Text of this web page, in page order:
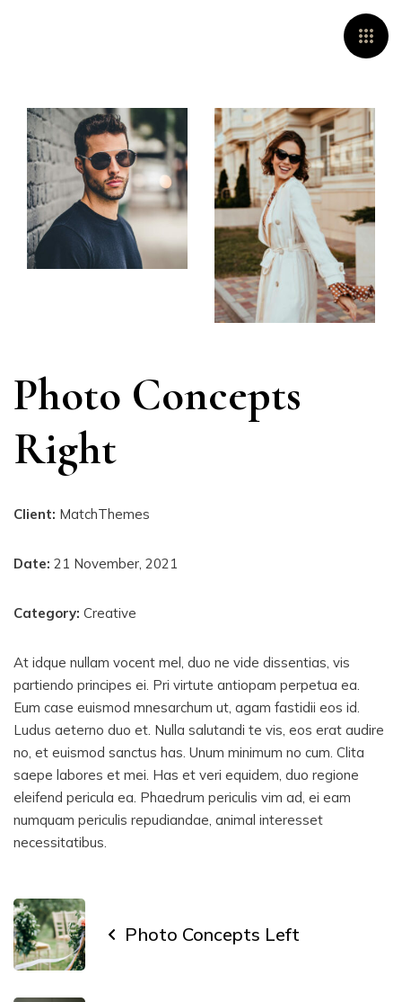
Photo Concepts
Right
Client: MatchThemes
Date: 21 November, 2021
Category: Creative
At idque nullam vocent mel, duo ne vide dissentias, vis
partiendo principes ei. Pri virtute antiopam perpetua ea.
Eum case euismod mnesarchum ut, agam fastidii eos id.
Ludus aeterno duo et. Nulla salutandi te vis, eos erat audire
no, et euismod sanctus has. Unum minimum no cum. Clita
saepe labores et mei. Has et veri equidem, duo regione
eleifend pericula ea. Phaedrum periculis vim ad, ei eam
numquam periculis repudiandae, animal interesset
necessitatibus.
Photo Concepts Left